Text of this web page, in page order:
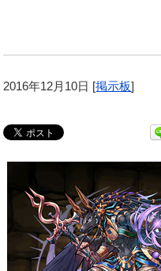
2016年12月10日 [掲示板]